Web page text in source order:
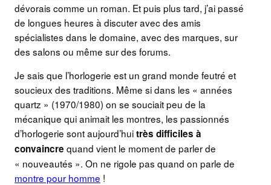
dévorais comme un roman. Et puis plus tard, j’ai passé
de longues heures à discuter avec des amis
spécialistes dans le domaine, avec des marques, sur
des salons ou même sur des forums.
Je sais que l’horlogerie est un grand monde feutré et
soucieux des traditions. Même si dans les « années
quartz » (1970/1980) on se souciait peu de la
mécanique qui animait les montres, les passionnés
d’horlogerie sont aujourd’huitrès difficiles à
convaincre quand vient le moment de parler de
« nouveautés ». On ne rigole pas quand on parle de
montre pour homme !